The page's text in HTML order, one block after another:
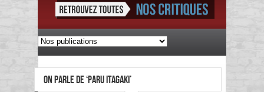
ON PARLE DE ‘PARU ITAGAKI’